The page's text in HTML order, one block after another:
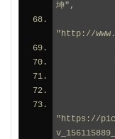
坤",
"http://
"https://